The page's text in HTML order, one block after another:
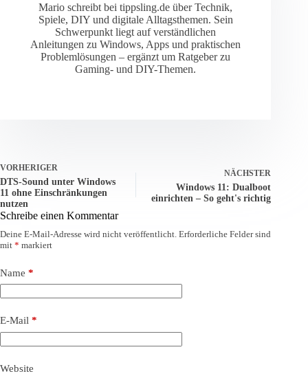
Mario schreibt bei tippsling.de über Technik,
Spiele, DIY und digitale Alltagsthemen. Sein
Schwerpunkt liegt auf verständlichen
Anleitungen zu Windows, Apps und praktischen
Problemlösungen – ergänzt um Ratgeber zu
Gaming- und DIY-Themen.
VORHERIGER
DTS-Sound unter Windows
11 ohne Einschränkungen
nutzen
NÄCHSTER
Windows 11: Dualboot
einrichten – So geht's richtig
Schreibe einen Kommentar
Deine E-Mail-Adresse wird nicht veröffentlicht. Erforderliche Felder sind
mit * markiert
Name *
E-Mail *
Website